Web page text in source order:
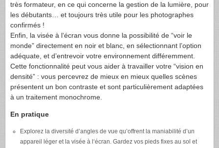
très formateur, en ce qui concerne la gestion de la lumière, pour
les débutants… et toujours très utile pour les photographes
confirmés !
Enfin, la visée à l‘écran vous donne la possibilité de “voir le
monde” directement en noir et blanc, en sélectionnant l’option
adéquate, et d’entrevoir votre environnement différemment.
Cette fonctionnalité peut vous aider à travailler votre “vision en
densité” : vous percevrez de mieux en mieux quelles scènes
présentent un bon contraste et sont particulièrement adaptées
à un traitement monochrome.
En pratique
Explorez la diversité d’angles de vue qu’offrent la maniabilité d’un
appareil léger et la visée à l‘écran. Gardez vos pieds fixes au sol et